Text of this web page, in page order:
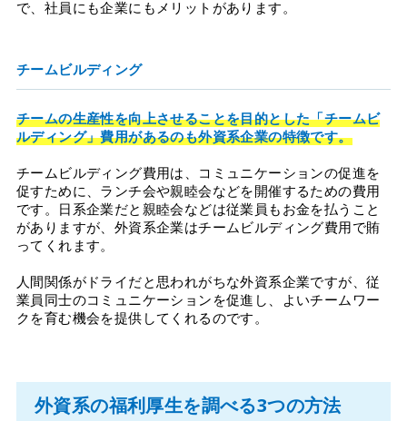
で、社員にも企業にもメリットがあります。
チームビルディング
チームの生産性を向上させることを目的とした「チームビ
ルディング」費用があるのも外資系企業の特徴です。
チームビルディング費用は、コミュニケーションの促進を
促すために、ランチ会や親睦会などを開催するための費用
です。日系企業だと親睦会などは従業員もお金を払うこと
がありますが、外資系企業はチームビルディング費用で賄
ってくれます。
人間関係がドライだと思われがちな外資系企業ですが、従
業員同士のコミュニケーションを促進し、よいチームワー
クを育む機会を提供してくれるのです。
外資系の福利厚生を調べる3つの方法